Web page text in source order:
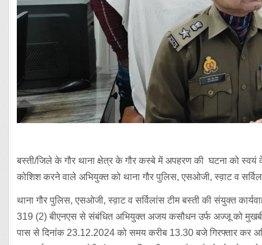
बस्ती/जिले के गौर थाना क्षेत्र के गौर कस्बे में अपहरण की घटना को
कोशिश करने वाले अभियुक्त को थाना गौर पुलिस, एसओजी, स्व़ाट व
थाना गौर पुलिस, एसओजी, स्व़ाट व सर्विलांस टीम बस्ती की संयुक्त
319 (2) बीएनएस से संबंधित अभियुक्त अजय कसौधन उर्फ अज्जू को
पास से दिनांक 23.12.2024 को समय करीब 13.30 बजे गिरफ्तार कर